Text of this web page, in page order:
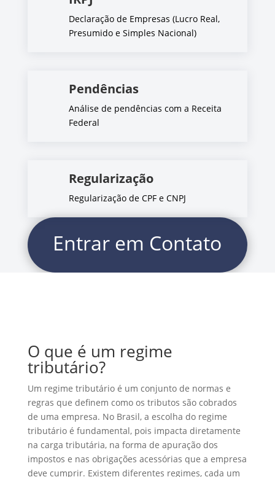
Declaração de Empresas (Lucro Real,
Presumido e Simples Nacional)
Pendências
Análise de pendências com a Receita
Federal
Regularização
Regularização de CPF e CNPJ
Entrar em Contato
O que é um regime
tributário?
Um regime tributário é um conjunto de normas e
regras que definem como os tributos são cobrados
de uma empresa. No Brasil, a escolha do regime
tributário é fundamental, pois impacta diretamente
na carga tributária, na forma de apuração dos
impostos e nas obrigações acessórias que a empresa
deve cumprir. Existem diferentes regimes, cada um